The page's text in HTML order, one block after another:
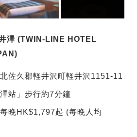
澤 (TWIN-LINE HOTEL
佐久郡軽井沢町軽井沢1151-11
站」步行約7分鐘
晚HK$1,797起 (每晚人均